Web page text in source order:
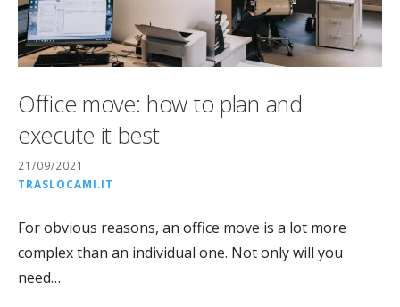
Office move: how to plan and
execute it best
21/09/2021
TRASLOCAMI.IT
For obvious reasons, an office move is a lot more
complex than an individual one. Not only will you
need…